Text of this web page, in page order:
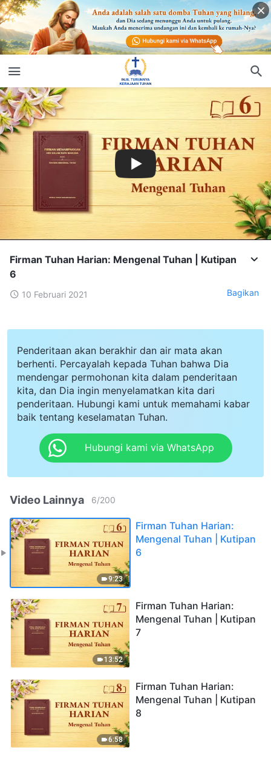
Firman Tuhan Harian: Mengenal Tuhan | Kutipan
6
10 Februari 2021 Bagikan
Penderitaan akan berakhir dan air mata akan
berhenti. Percayalah kepada Tuhan bahwa Dia
mendengar permohonan kita dalam penderitaan
kita, dan Dia ingin menyelamatkan kita dari
penderitaan. Hubungi kami untuk memahami kabar
baik tentang keselamatan Tuhan.
Hubungi kami via WhatsApp
Video Lainnya 6/200
9:23
Firman Tuhan Harian:
Mengenal Tuhan | Kutipan
6
13:52
Firman Tuhan Harian:
Mengenal Tuhan | Kutipan
7
6:58
Firman Tuhan Harian:
Mengenal Tuhan | Kutipan
8